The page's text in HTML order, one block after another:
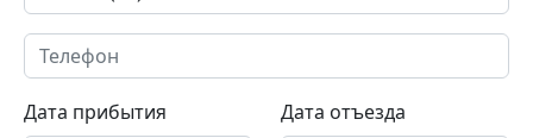
Дата прибытия Дата отъезда